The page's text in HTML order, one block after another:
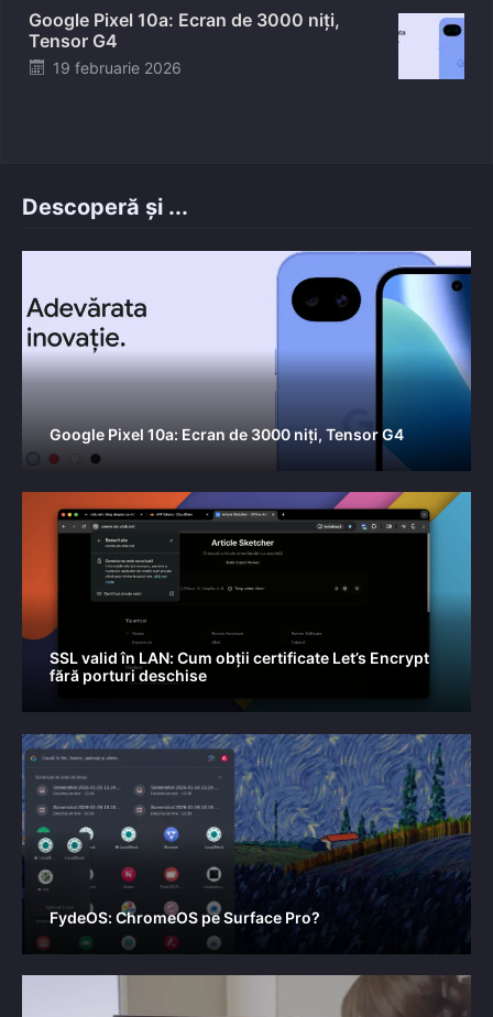
Google Pixel 10a: Ecran de 3000 niți,
Tensor G4
Posted
19 februarie 2026
Descoperă și ...
Google Pixel 10a: Ecran de 3000 niți, Tensor G4
SSL valid în LAN: Cum obții certificate Let’s Encrypt
fără porturi deschise
FydeOS: ChromeOS pe Surface Pro?